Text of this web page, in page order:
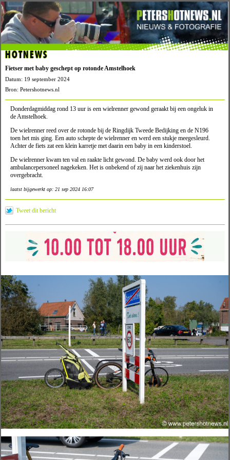
HOTNEWS
Fietser met baby geschept op rotonde Amstelhoek
Datum: 19 september 2024
Bron: Petershotnews.nl
Donderdagmiddag rond 13 uur is een wielrenner gewond geraakt bij een ongeluk in
de Amstelhoek.
De wielrenner reed over de rotonde bij de Ringdijk Tweede Bedijking en de N196
toen het mis ging. Een auto schepte de wielrenner en werd een stukje meegesleurd.
Achter de fiets zat een klein karretje met daarin een baby in een kinderstoel.
De wielrenner kwam ten val en raakte licht gewond. De baby werd ook door het
ambulancepersoneel nagekeken. Het is onbekend of zij naar het ziekenhuis zijn
overgebracht.
laatst bijgewerkt op: 21 sep 2024 16:07
Tweet dit bericht